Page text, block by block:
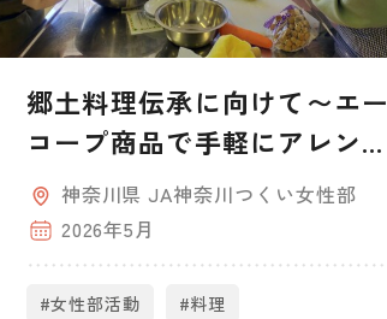
郷土料理伝承に向けて〜エー
コープ商品で手軽にアレン
ジ〜神奈川県 JA神奈川つくい女性部
2026年5月
#女性部活動 #料理